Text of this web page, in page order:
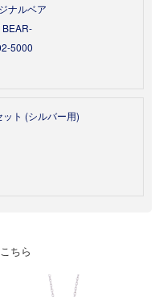
ナルベア
BEAR-
5000
ト (シルバー用)
ちら